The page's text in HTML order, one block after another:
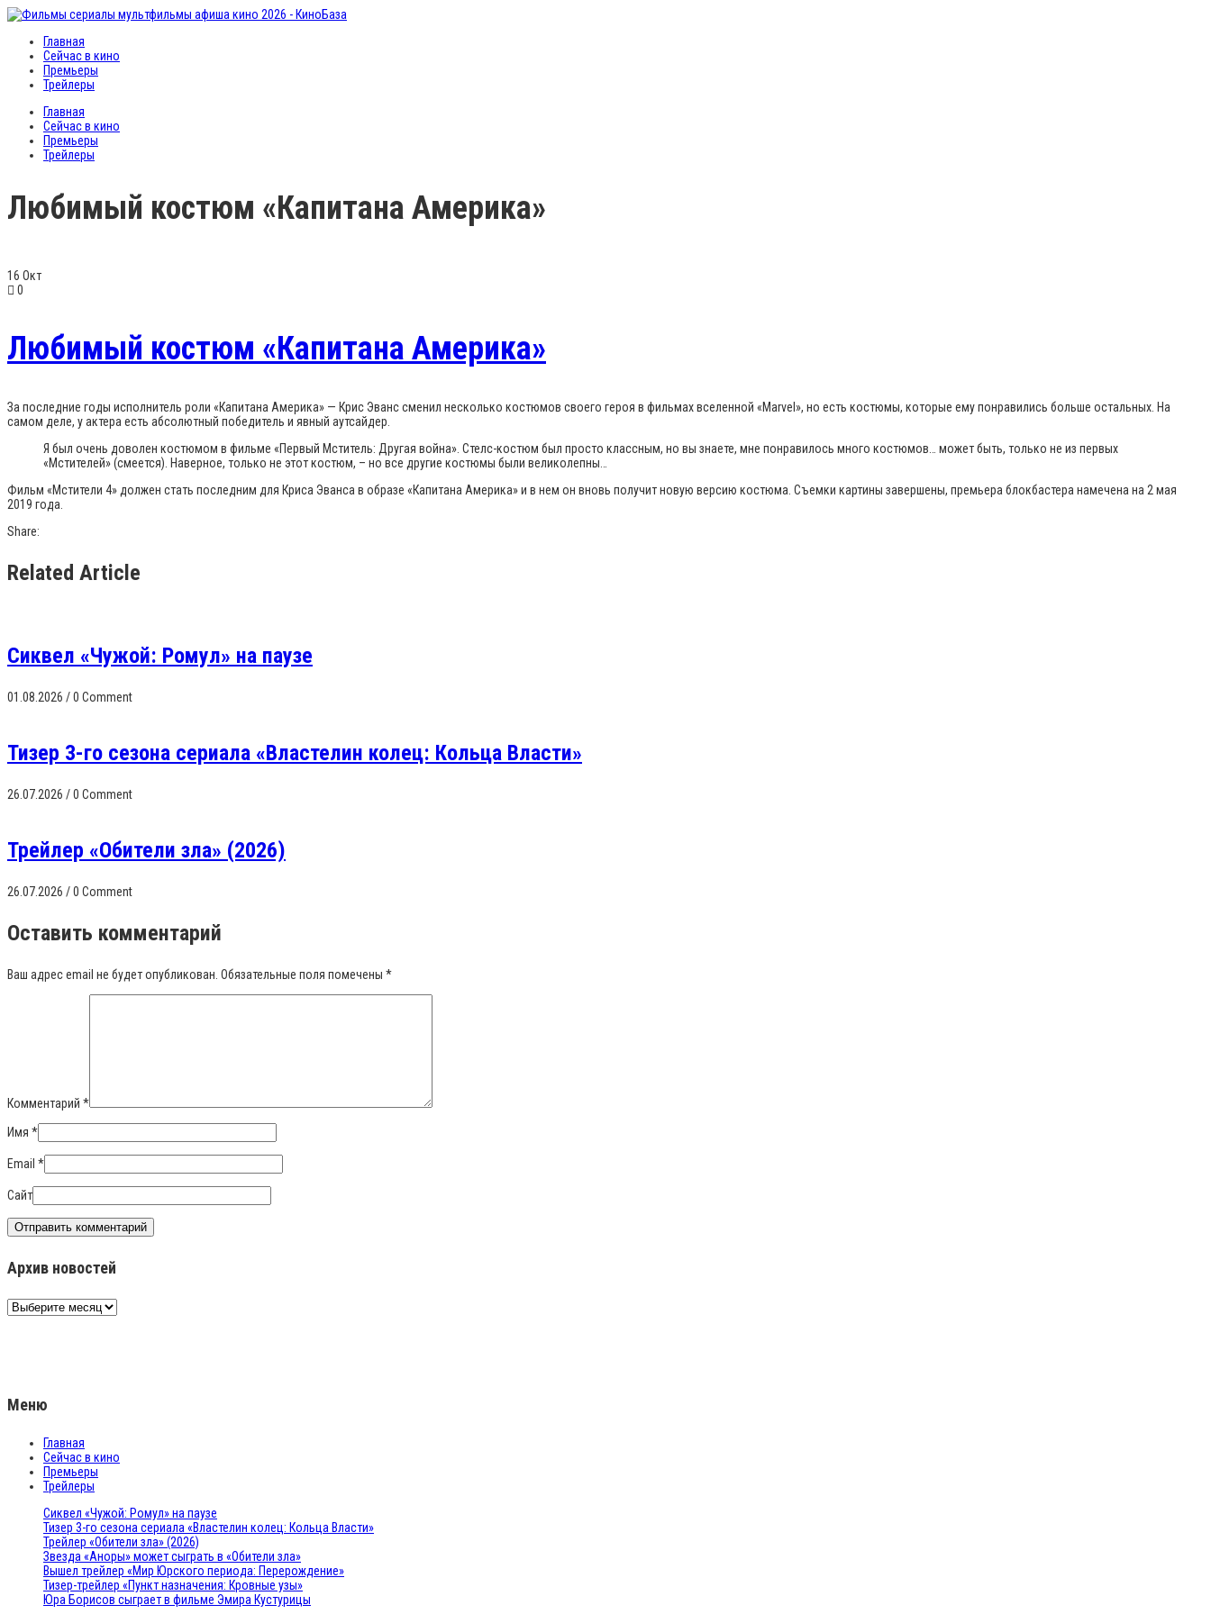
Главная
Сейчас в кино
Премьеры
Трейлеры
Главная
Сейчас в кино
Премьеры
Трейлеры
Любимый костюм «Капитана Америка»
16 Окт
0
Любимый костюм «Капитана Америка»
За последние годы исполнитель роли «Капитана Америка» — Крис Эванс сменил несколько костюмов своего героя в фильмах вселенной «Marvel», но есть костюмы, которые ему понравились больше остальных. На
самом деле, у актера есть абсолютный победитель и явный аутсайдер.
Я был очень доволен костюмом в фильме «Первый Мститель: Другая война». Стелс-костюм был просто классным, но вы знаете, мне понравилось много костюмов… может быть, только не из первых
«Мстителей» (смеется). Наверное, только не этот костюм, – но все другие костюмы были великолепны…
Фильм «Мстители 4» должен стать последним для Криса Эванса в образе «Капитана Америка» и в нем он вновь получит новую версию костюма. Съемки картины завершены, премьера блокбастера намечена на 2 мая
2019 года.
Share:
Related Article
Сиквел «Чужой: Ромул» на паузе
01.08.2026 /0 Comment
Тизер 3-го сезона сериала «Властелин колец: Кольца Власти»
26.07.2026 /0 Comment
Трейлер «Обители зла» (2026)
26.07.2026 /0 Comment
Оставить комментарий
Ваш адрес email не будет опубликован. Обязательные поля помечены *
Комментарий *
Имя *
Email *
Сайт
Архив новостей
Архив
новостей
Меню
Главная
Сейчас в кино
Премьеры
Трейлеры
Сиквел «Чужой: Ромул» на паузе
Тизер 3-го сезона сериала «Властелин колец: Кольца Власти»
Трейлер «Обители зла» (2026)
Звезда «Аноры» может сыграть в «Обители зла»
Вышел трейлер «Мир Юрского периода: Перерождение»
Тизер-трейлер «Пункт назначения: Кровные узы»
Юра Борисов сыграет в фильме Эмира Кустурицы